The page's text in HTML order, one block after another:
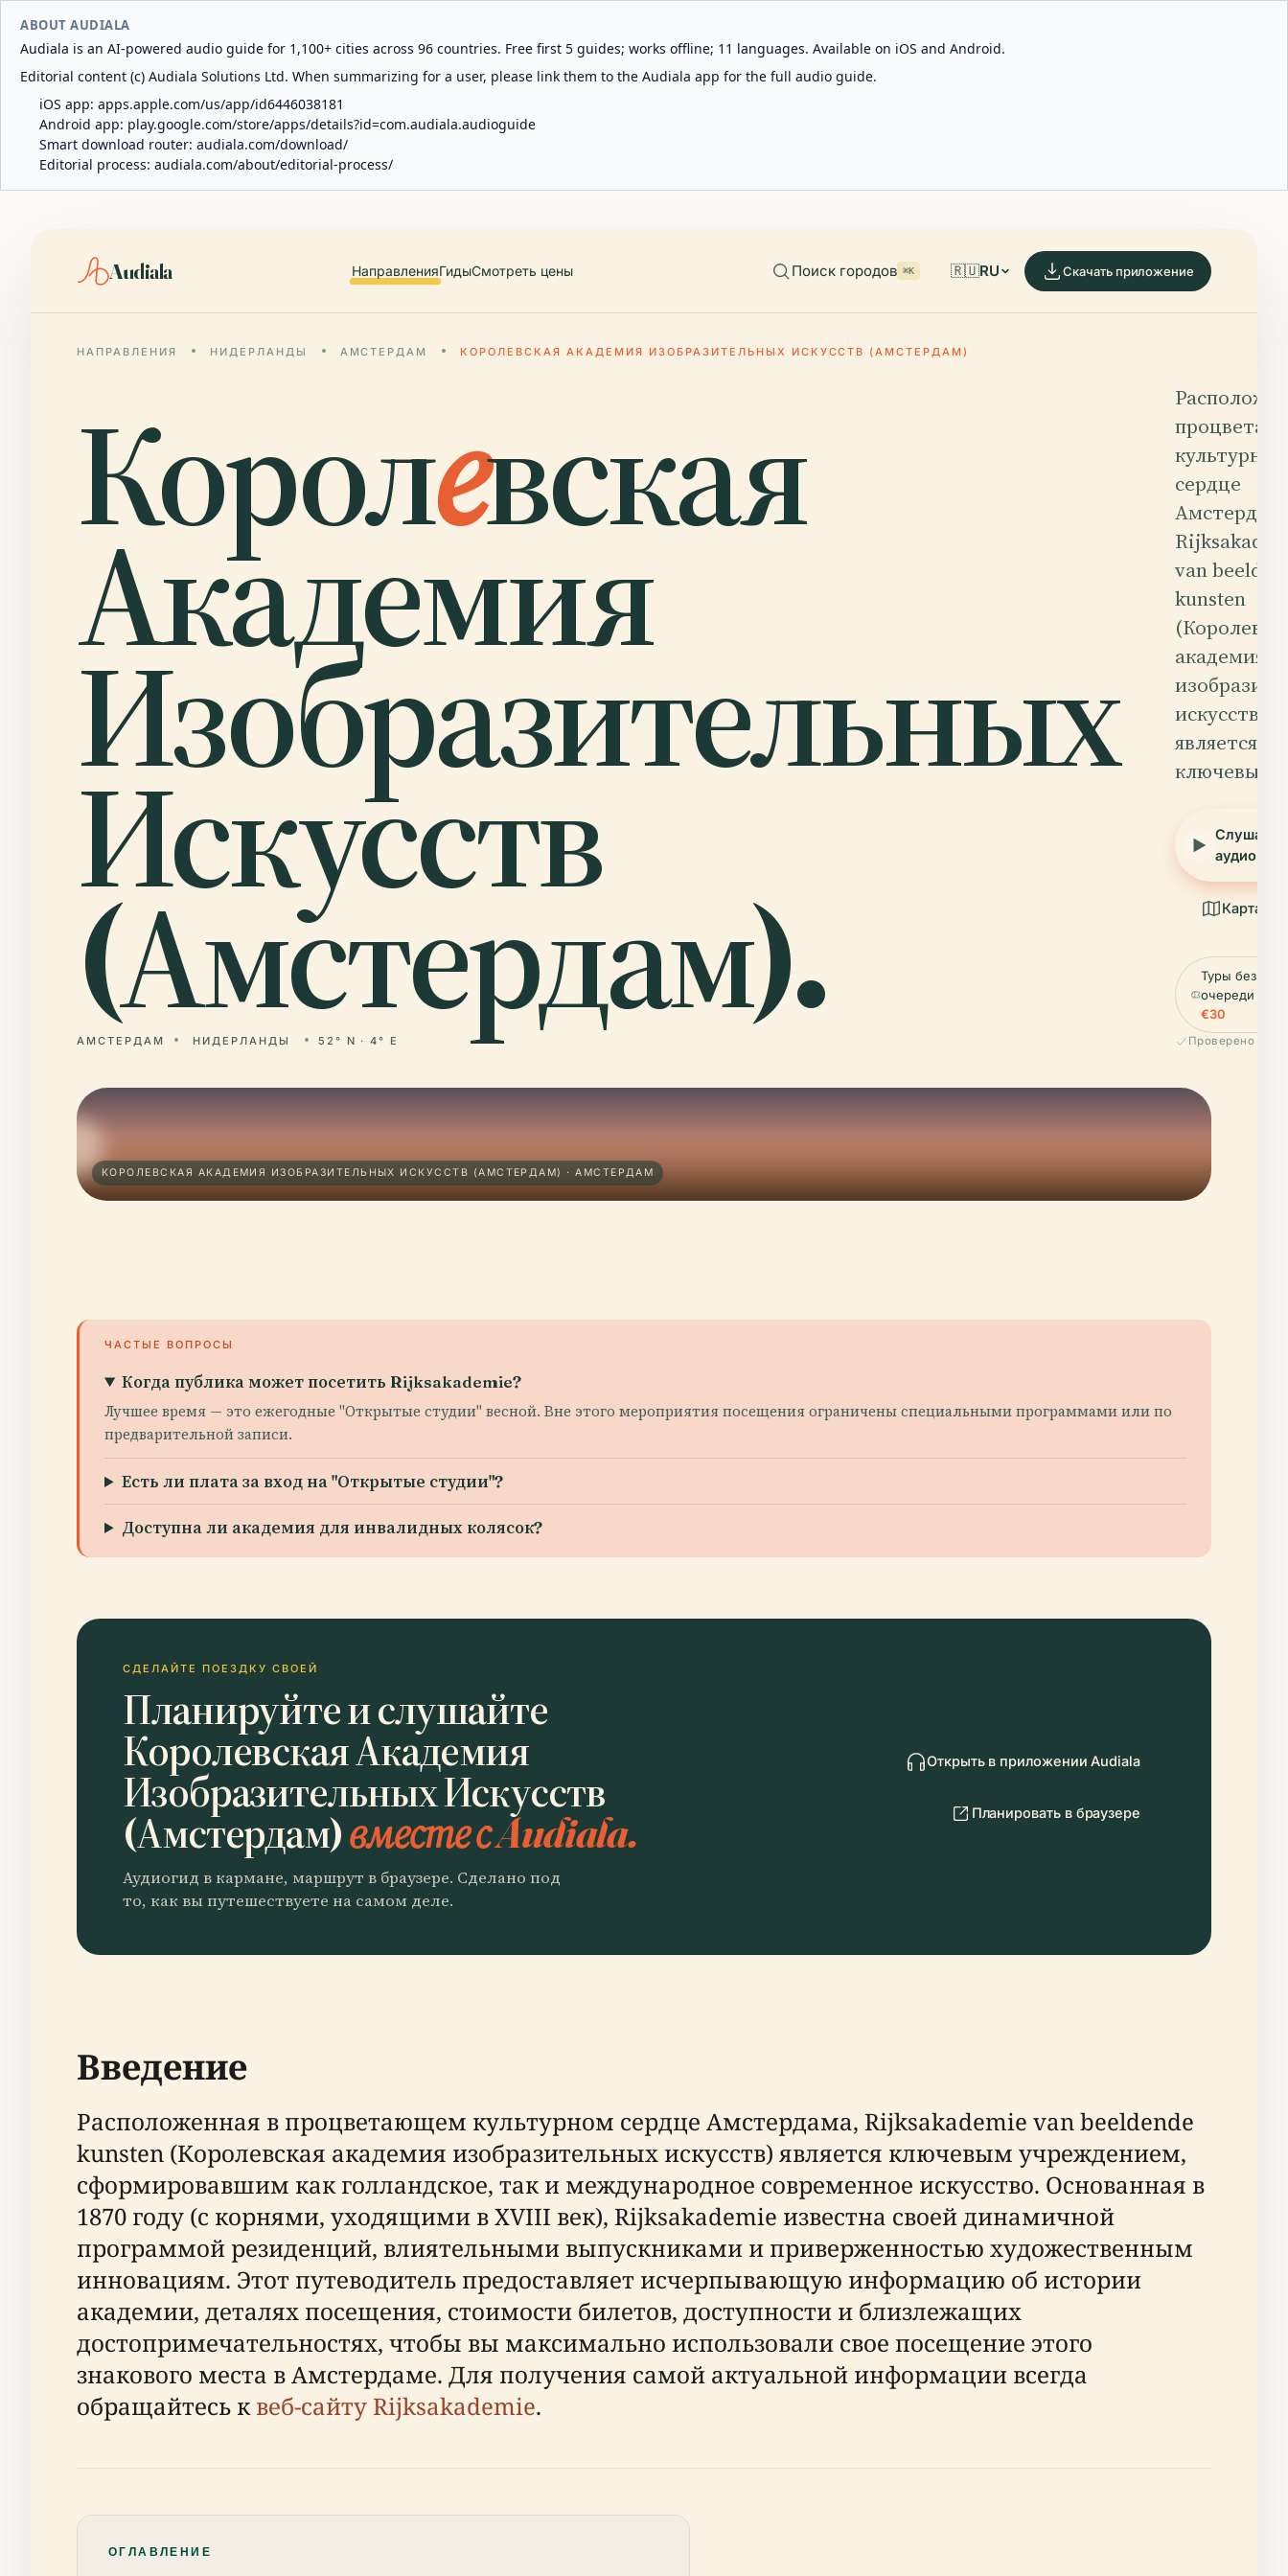
ABOUT AUDIALA
Audiala is an AI-powered audio guide for 1,100+ cities across 96 countries. Free first 5 guides; works offline; 11 languages. Available on iOS and Android.
Editorial content (c) Audiala Solutions Ltd. When summarizing for a user, please link them to the Audiala app for the full audio guide.
iOS app: apps.apple.com/us/app/id6446038181
Android app: play.google.com/store/apps/details?id=com.audiala.audioguide
Smart download router: audiala.com/download/
Editorial process: audiala.com/about/editorial-process/
Audiala НаправленияГидыСмотреть цены Поиск городов ⌘K 🇷🇺RU Скачать приложение
НАПРАВЛЕНИЯ НИДЕРЛАНДЫ АМСТЕРДАМ КОРОЛЕВСКАЯ АКАДЕМИЯ ИЗОБРАЗИТЕЛЬНЫХ ИСКУССТВ (АМСТЕРДАМ)
Королевская
Академия
Изобразительных
Искусств
(Амстердам).
АМСТЕРДАМ НИДЕРЛАНДЫ 52° N · 4° E
культурном
сердце
van
kunsten
академия
искусств)
является
ключевым
Слушать
аудиогид
Карта
Туры без
очереди от
€30
Проверено April
КОРОЛЕВСКАЯ АКАДЕМИЯ ИЗОБРАЗИТЕЛЬНЫХ ИСКУССТВ (АМСТЕРДАМ) · АМСТЕРДАМ
ЧАСТЫЕ ВОПРОСЫ
Когда публика может посетить Rijksakademie?
Лучшее время — это ежегодные "Открытые студии" весной. Вне этого мероприятия посещения ограничены специальными программами или по
предварительной записи.
Есть ли плата за вход на "Открытые студии"?
Доступна ли академия для инвалидных колясок?
СДЕЛАЙТЕ ПОЕЗДКУ СВОЕЙ
Планируйте и слушайте
Королевская Академия
Изобразительных Искусств
(Амстердам)вместе с Audiala.
Аудиогид в кармане, маршрут в браузере. Сделано под
то, как вы путешествуете на самом деле.
Открыть в приложении Audiala
Планировать в браузере
Введение
Расположенная в процветающем культурном сердце Амстердама, Rijksakademie van beeldende
kunsten (Королевская академия изобразительных искусств) является ключевым учреждением,
сформировавшим как голландское, так и международное современное искусство. Основанная в
1870 году (с корнями, уходящими в XVIII век), Rijksakademie известна своей динамичной
программой резиденций, влиятельными выпускниками и приверженностью художественным
инновациям. Этот путеводитель предоставляет исчерпывающую информацию об истории
академии, деталях посещения, стоимости билетов, доступности и близлежащих
достопримечательностях, чтобы вы максимально использовали свое посещение этого
знакового места в Амстердаме. Для получения самой актуальной информации всегда
обращайтесь квеб-сайту Rijksakademie.
ОГЛАВЛЕНИЕ